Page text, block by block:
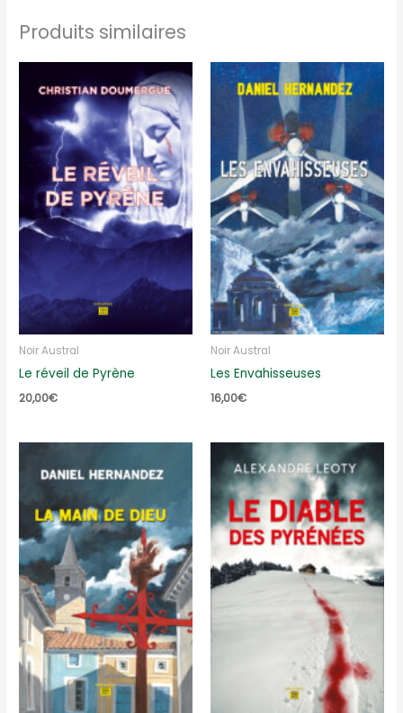
Produits similaires
Noir Austral
Le réveil de Pyrène
20,00€
Noir Austral
Les Envahisseuses
16,00€